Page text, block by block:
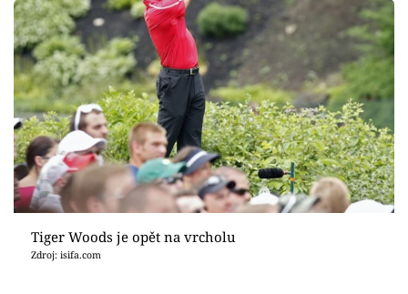
Youtubeři
Virály
Sex a vztahy
Videa
Sledujte prima+
Přihlášení
Tiger Woods je opět na vrcholu
Zdroj: isifa.com